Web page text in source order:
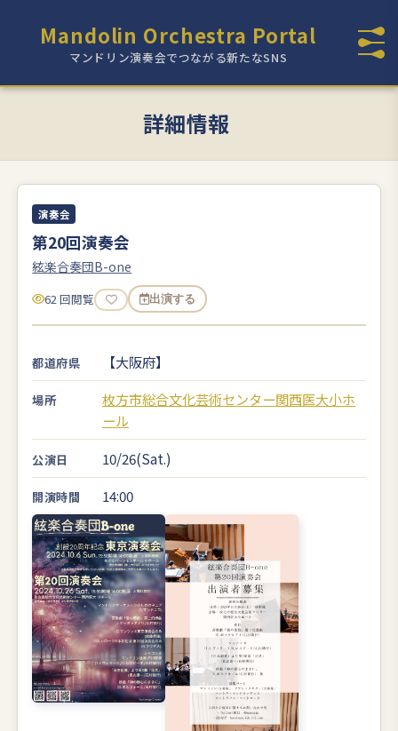
Mandolin Orchestra Portal
マンドリン演奏会でつながる新たなSNS
詳細情報
演奏会
第20回演奏会
絃楽合奏団B-one
62 回閲覧 出演する
都道府県 【大阪府】
場所
枚方市総合文化芸術センター関西医大小ホ
ール
公演日 10/26(Sat.)
開演時間 14:00